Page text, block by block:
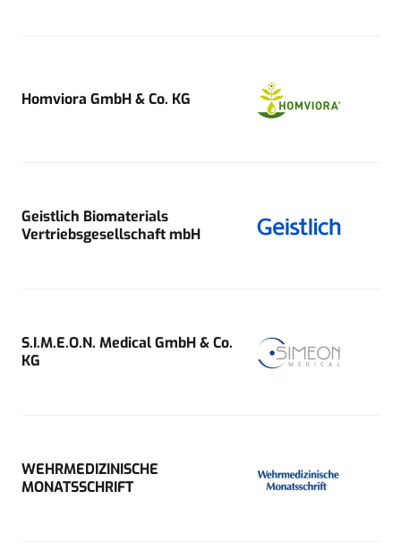
Homviora GmbH & Co. KG
Geistlich Biomaterials
Vertriebsgesellschaft mbH
S.I.M.E.O.N. Medical GmbH & Co.
KG
WEHRMEDIZINISCHE
MONATSSCHRIFT